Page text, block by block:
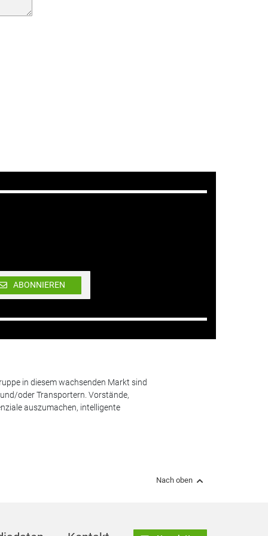
ABONNIEREN
in diesem wachsenden Markt sind
oder Transportern. Vorstände,
auszumachen, intelligente
Nach oben